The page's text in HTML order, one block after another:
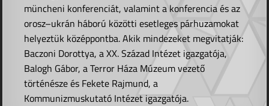
müncheni konferenciát, valamint a konferencia és az
orosz–ukrán háború közötti esetleges párhuzamokat
helyeztük középpontba. Akik mindezeket megvitatják:
Baczoni Dorottya, a XX. Század Intézet igazgatója,
Balogh Gábor, a Terror Háza Múzeum vezető
történésze és Fekete Rajmund, a
Kommunizmuskutató Intézet igazgatója.